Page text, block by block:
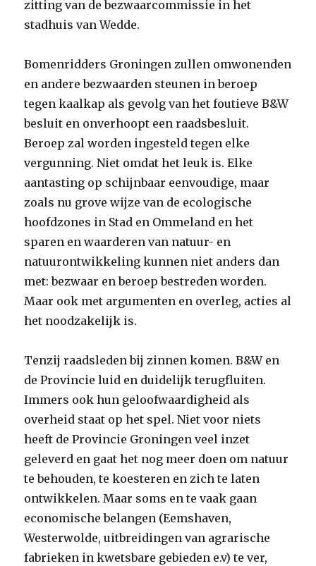
zitting van de bezwaarcommissie in het
stadhuis van Wedde.
Bomenridders Groningen zullen omwonenden
en andere bezwaarden steunen in beroep
tegen kaalkap als gevolg van het foutieve B&W
besluit en onverhoopt een raadsbesluit.
Beroep zal worden ingesteld tegen elke
vergunning. Niet omdat het leuk is. Elke
aantasting op schijnbaar eenvoudige, maar
zoals nu grove wijze van de ecologische
hoofdzones in Stad en Ommeland en het
sparen en waarderen van natuur- en
natuurontwikkeling kunnen niet anders dan
met: bezwaar en beroep bestreden worden.
Maar ook met argumenten en overleg, acties al
het noodzakelijk is.
Tenzij raadsleden bij zinnen komen. B&W en
de Provincie luid en duidelijk terugfluiten.
Immers ook hun geloofwaardigheid als
overheid staat op het spel. Niet voor niets
heeft de Provincie Groningen veel inzet
geleverd en gaat het nog meer doen om natuur
te behouden, te koesteren en zich te laten
ontwikkelen. Maar soms en te vaak gaan
economische belangen (Eemshaven,
Westerwolde, uitbreidingen van agrarische
fabrieken in kwetsbare gebieden e.v) te ver,